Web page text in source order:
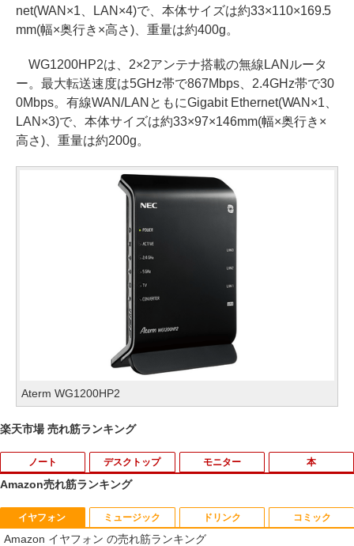
net(WAN×1、LAN×4)で、本体サイズは約33×110×169.5
mm(幅×奥行き×高さ)、重量は約400g。
WG1200HP2は、2×2アンテナ搭載の無線LANルータ
ー。最大転送速度は5GHz帯で867Mbps、2.4GHz帯で30
0Mbps。有線WAN/LANともにGigabit Ethernet(WAN×1、
LAN×3)で、本体サイズは約33×97×146mm(幅×奥行き×
高さ)、重量は約200g。
Aterm WG1200HP2
楽天市場 売れ筋ランキング
ノート
1
中古ノートパソコン・ windows11 offic
e付・整備済み品・富士通 ARROWS Tab
デスクトップ
1
地デジ BS TV 視聴 Youtube 動画 23.8 i
n NEC ラビ LAVIE Direct DA570M 整備
モニター
1
モバイルモニター HAILESI S123E 12.3
インチ タッチパネル タッチペン対応 モ
本
1
ハーレム王の異世界プレス漫遊記 〜最強
無双のおじさんはあらゆる種族を嫁にす
Amazon売れ筋ランキング
イヤフォン
Amazon イヤフォン の売れ筋ランキング
ミュージック ドリンク コミック